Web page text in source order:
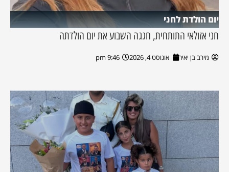
יום הולדת לחני
חני אזולאי התותחית, חגגה השבוע את יום הולדתה
מירב בן יאיר אוגוסט 4, 2026 9:46 pm